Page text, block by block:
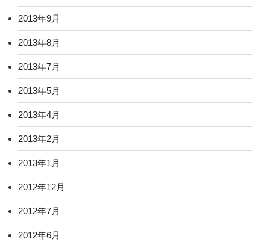
2013年9月
2013年8月
2013年7月
2013年5月
2013年4月
2013年2月
2013年1月
2012年12月
2012年7月
2012年6月